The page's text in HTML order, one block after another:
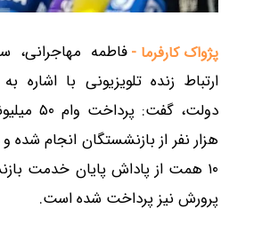
پژواک کارفرما - فاطمه مهاجرانی،
ارتباط زنده تلویزیونی با اشاره
هزار نفر از بازنشستگان انجام شده
۱۰ همت از پاداش پایان خدمت
پرورش نیز پرداخت شده است.